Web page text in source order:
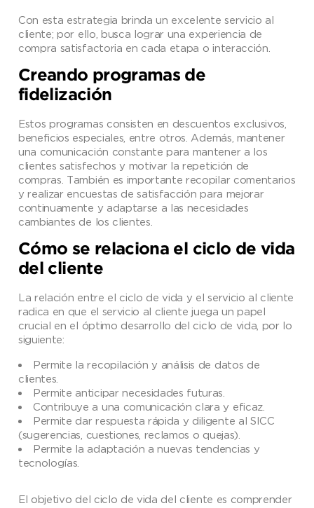
Con esta estrategia brinda un excelente servicio al
cliente; por ello, busca lograr una experiencia de
compra satisfactoria en cada etapa o interacción.
Creando programas de
fidelización
Estos programas consisten en descuentos exclusivos,
beneficios especiales, entre otros. Además, mantener
una comunicación constante para mantener a los
clientes satisfechos y motivar la repetición de
compras. También es importante recopilar comentarios
y realizar encuestas de satisfacción para mejorar
continuamente y adaptarse a las necesidades
cambiantes de los clientes.
Cómo se relaciona el ciclo de vida
del cliente
La relación entre el ciclo de vida y el servicio al cliente
radica en que el servicio al cliente juega un papel
crucial en el óptimo desarrollo del ciclo de vida, por lo
siguiente:
Permite la recopilación y análisis de datos de
clientes.
Permite anticipar necesidades futuras.
Contribuye a una comunicación clara y eficaz.
Permite dar respuesta rápida y diligente al SICC
(sugerencias, cuestiones, reclamos o quejas).
Permite la adaptación a nuevas tendencias y
tecnologías.
El objetivo del ciclo de vida del cliente es comprender